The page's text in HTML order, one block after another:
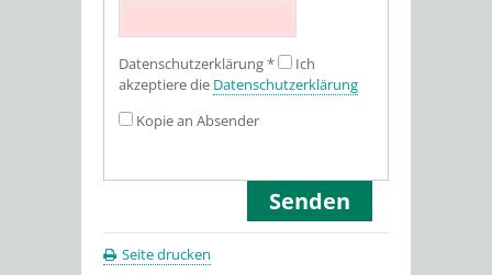
Datenschutz­erklärung*
Ich
akzeptiere die Datenschutz­erklärung
Kopie an Absender
Seite drucken